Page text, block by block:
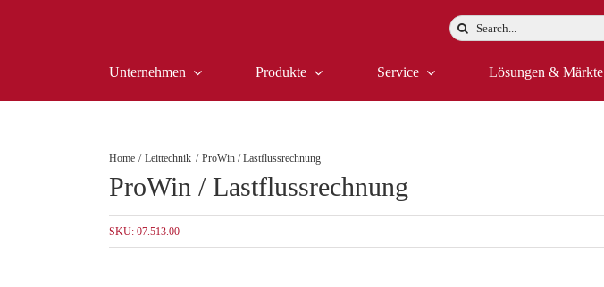
Suche
Unternehmen Produkte Service Lösungen & Märkte
Home Leittechnik ProWin / Lastflussrechnung
ProWin / Lastflussrechnung
SKU: 07.513.00